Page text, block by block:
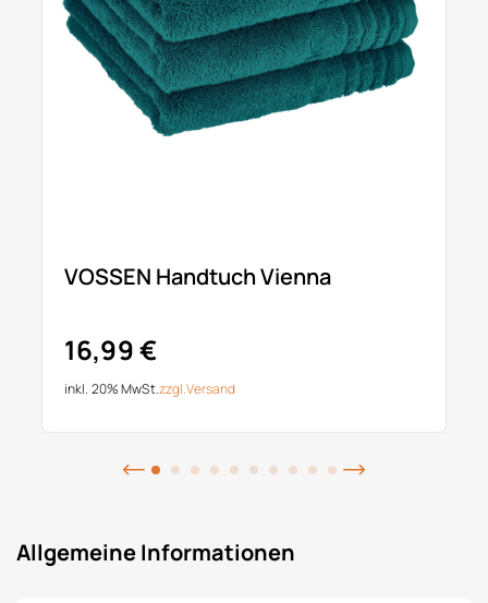
VOSSEN Handtuch Vienna
16,99 €
inkl. 20% MwSt.zzgl.Versand
Allgemeine Informationen